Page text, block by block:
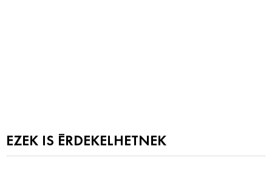
EZEK IS ÉRDEKELHETNEK